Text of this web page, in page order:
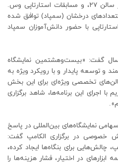
مصنوعی، سالن دولت هوشمند در سالن ۲۷، و مسابقات استارتاپی وس.
درخشان (سمپاد) توافق شده
با حضور دانش‌آموزان سمپاد
گفت: «بیست‌وهشتمین نمایشگاه
و توسعه پایدار و با رویکرد ویژه به
تخصصی ویژه‌ای برای این بخش
اجرای این برنامه‌ها، شاهد برگزاری
نمایشگاه‌های بین‌المللی در پاسخ
خصوصی در برگزاری الکامپ گفت:
برای بنگاه‌ها ایجاد کرده،
ابزارهای در اختیار، فشار هزینه‌ها را